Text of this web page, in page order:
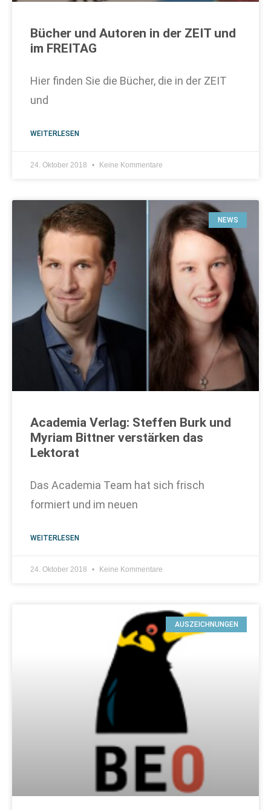
Bücher und Autoren in der ZEIT und
im FREITAG
Hier finden Sie die Bücher, die in der ZEIT
und
WEITERLESEN
24. Oktober 2018 Keine Kommentare
NEWS
Academia Verlag: Steffen Burk und
Myriam Bittner verstärken das
Lektorat
Das Academia Team hat sich frisch
formiert und im neuen
WEITERLESEN
24. Oktober 2018 Keine Kommentare
AUSZEICHNUNGEN